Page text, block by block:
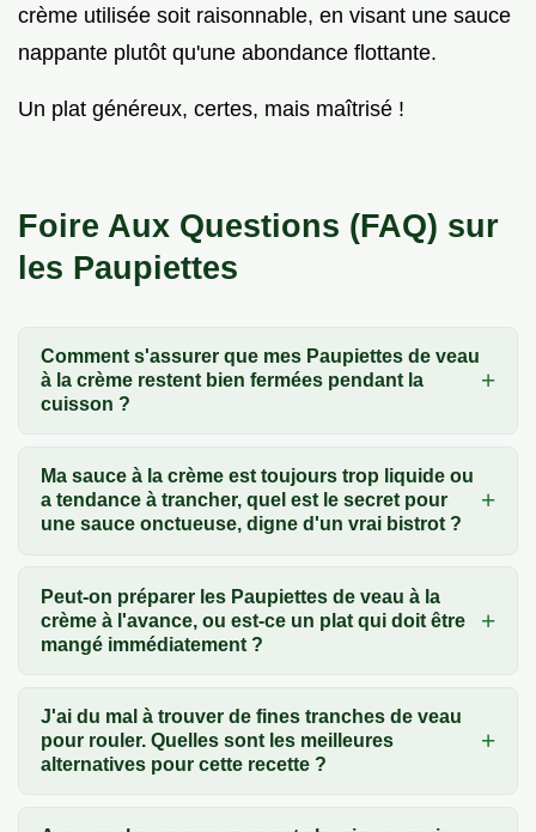
crème utilisée soit raisonnable, en visant une sauce
nappante plutôt qu'une abondance flottante.
Un plat généreux, certes, mais maîtrisé !
Foire Aux Questions (FAQ) sur
les Paupiettes
Comment s'assurer que mes Paupiettes de veau
à la crème restent bien fermées pendant la
cuisson ?
Ma sauce à la crème est toujours trop liquide ou
a tendance à trancher, quel est le secret pour
une sauce onctueuse, digne d'un vrai bistrot ?
Peut-on préparer les Paupiettes de veau à la
crème à l'avance, ou est-ce un plat qui doit être
mangé immédiatement ?
J'ai du mal à trouver de fines tranches de veau
pour rouler. Quelles sont les meilleures
alternatives pour cette recette ?